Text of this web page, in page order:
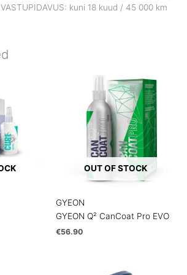
kuni 18 kuud / 45 000 km
OUT OF STOCK
GYEON
GYEON Q² CanCoat Pro EVO
€56.90